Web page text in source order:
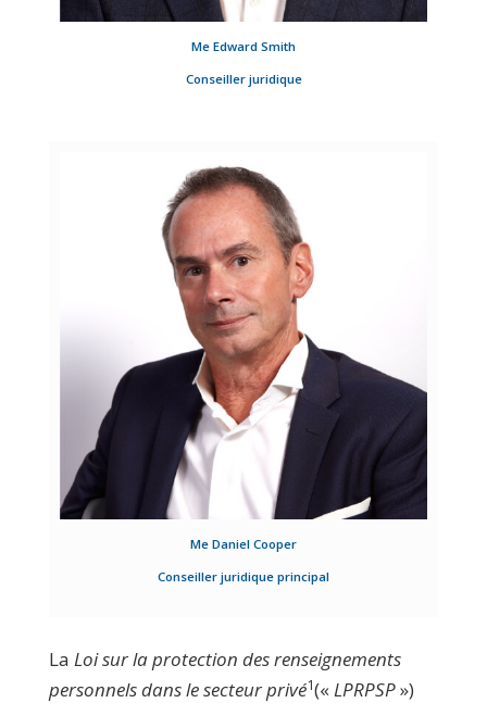
Me Edward Smith
Conseiller juridique
Me Daniel Cooper
Conseiller juridique principal
La Loi sur la protection des renseignements
personnels dans le secteur privé1(« LPRPSP»)